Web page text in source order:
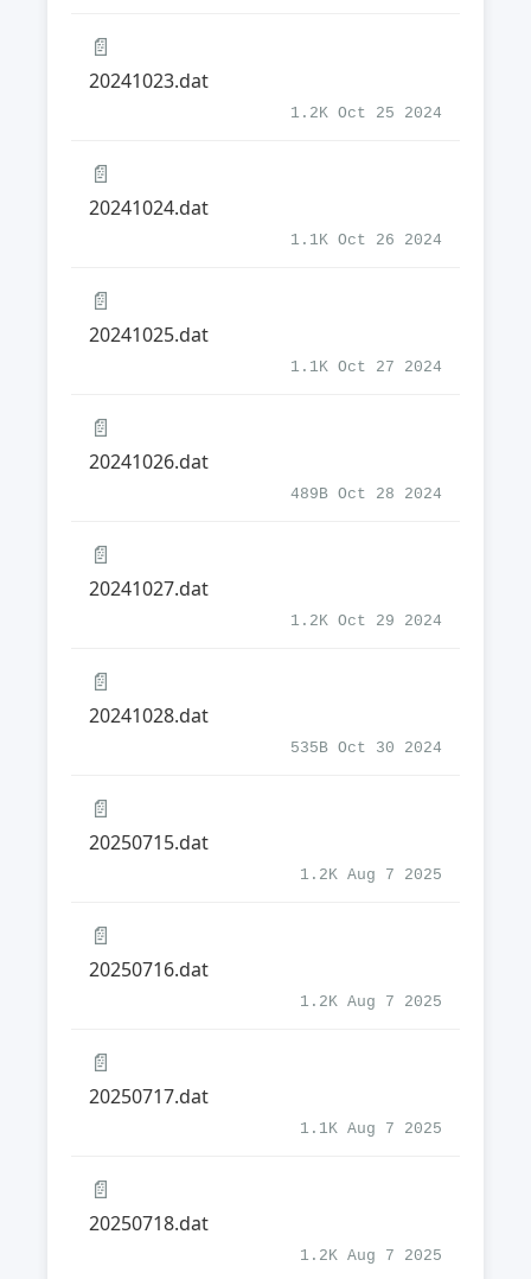
📄
20241023.dat
1.2K Oct 25 2024
📄
20241024.dat
1.1K Oct 26 2024
📄
20241025.dat
1.1K Oct 27 2024
📄
20241026.dat
489B Oct 28 2024
📄
20241027.dat
1.2K Oct 29 2024
📄
20241028.dat
535B Oct 30 2024
📄
20250715.dat
1.2K Aug 7 2025
📄
20250716.dat
1.2K Aug 7 2025
📄
20250717.dat
1.1K Aug 7 2025
📄
20250718.dat
1.2K Aug 7 2025